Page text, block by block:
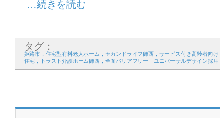
タグ：
姫路市，住宅型有料老人ホーム，セカンドライフ飾西，サービス付き高齢者向け
住宅，トラスト介護ホーム飾西，全面バリアフリー ユニバーサルデザイン採用
>>